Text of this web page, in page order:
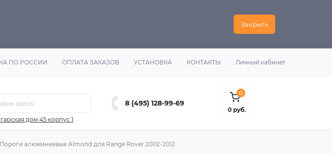
Закрыть
ПО РОССИИ ОПЛАТА ЗАКАЗОВ УСТАНОВКА КОНТАКТЫ Личный кабинет
дом 45 корпус 1
8 (495) 128-99-69
0
0 руб.
Пороги алюминиевые Almond для Range Rover 2002-2012